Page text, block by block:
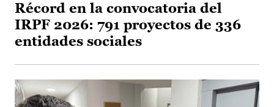
Récord en la convocatoria del
IRPF 2026: 791 proyectos de 336
entidades sociales